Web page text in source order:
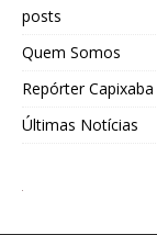
posts
Quem Somos
Repórter
Últimas Notícias